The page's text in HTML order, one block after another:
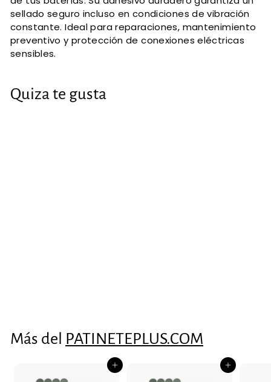
sellado seguro incluso en condiciones de vibración
constante. Ideal para reparaciones, mantenimiento
preventivo y protección de conexiones eléctricas
sensibles.
Quiza te gusta
9
Más del PATINETEPLUS.COM
Agregar al carrito Agregar al carrito